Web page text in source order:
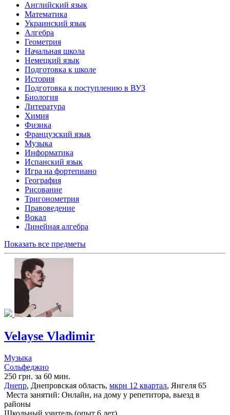
Английский язык
Математика
Украинский язык
Алгебра
Геометрия
Начальная школа
Немецкий язык
Подготовка к школе
История
Подготовка к поступлению в ВУЗ
Биология
Литература
Химия
Физика
Французский язык
Музыка
Информатика
Испанский язык
Игра на фортепиано
География
Рисование
Тригонометрия
Правоведение
Вокал
Линейная алгебра
Показать все предметы
Velayse Vladimir
Музыка
Сольфеджио
250 грн. за 60 мин.
Днепр, Днепровская область, мкрн 12 квартал, Янгеля 65
Места занятий: Онлайн, на дому у репетитора, выезд в
районы
Школьный учитель (опыт 6 лет)